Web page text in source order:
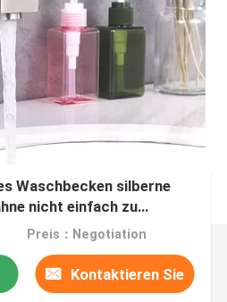
Waschbecken silberne
nicht einfach zu
Preis：Negotiation
Kontaktieren Sie